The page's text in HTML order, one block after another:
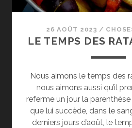
26 AOÛT 2023 /
LE TEMPS DES
Nous aimons le temps des
nous aimons aussi qu’il
referme un jour la
que lui succède, dans le
derniers jours d’août, le